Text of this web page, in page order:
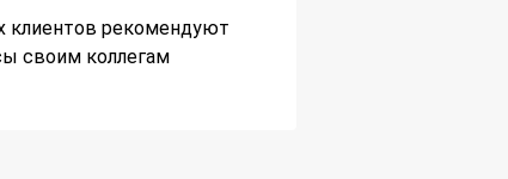
клиентов рекомендуют
своим коллегам